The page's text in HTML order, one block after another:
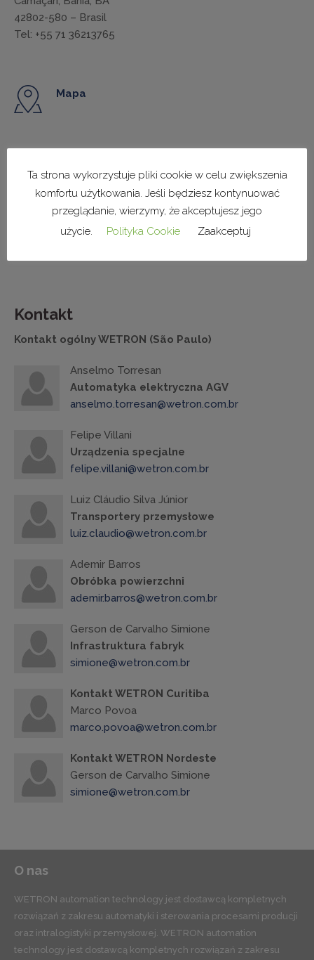
42802-580 – Brasil
Tel: +55 71 36213765
Mapa
Mapa
Kontakt
Kontakt ogólny WETRON (São Paulo)
Anselmo Torresan
Automatyka elektryczna AGV
anselmo.torresan@wetron.com.br
Felipe Villani
Urządzenia specjalne
felipe.villani@wetron.com.br
Luiz Cláudio Silva Júnior
Transportery przemysłowe
luiz.claudio@wetron.com.br
Ademir Barros
Obróbka powierzchni
ademir.barros@wetron.com.br
Gerson de Carvalho Simione
Infrastruktura fabryk
simione@wetron.com.br
Kontakt WETRON Curitiba
Marco Povoa
marco.povoa@wetron.com.br
Kontakt WETRON Nordeste
Gerson de Carvalho Simione
simione@wetron.com.br
O nas
WETRON automation technology jest dostawcą kompletnych
rozwiązań z zakresu automatyki i sterowania procesami producji
oraz intralogistyki przemysłowej. WETRON automation
technology jest dostawcą kompletnych rozwiązań z zakresu
Ta strona wykorzystuje pliki cookie w celu zwiększenia
komfortu użytkowania. Jeśli będziesz kontynuować
przeglądanie, wierzymy, że akceptujesz jego
użycie.
Polityka Cookie Zaakceptuj